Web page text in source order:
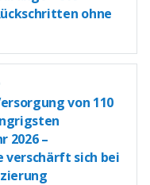
ohne
von 110
2026 –
sich bei